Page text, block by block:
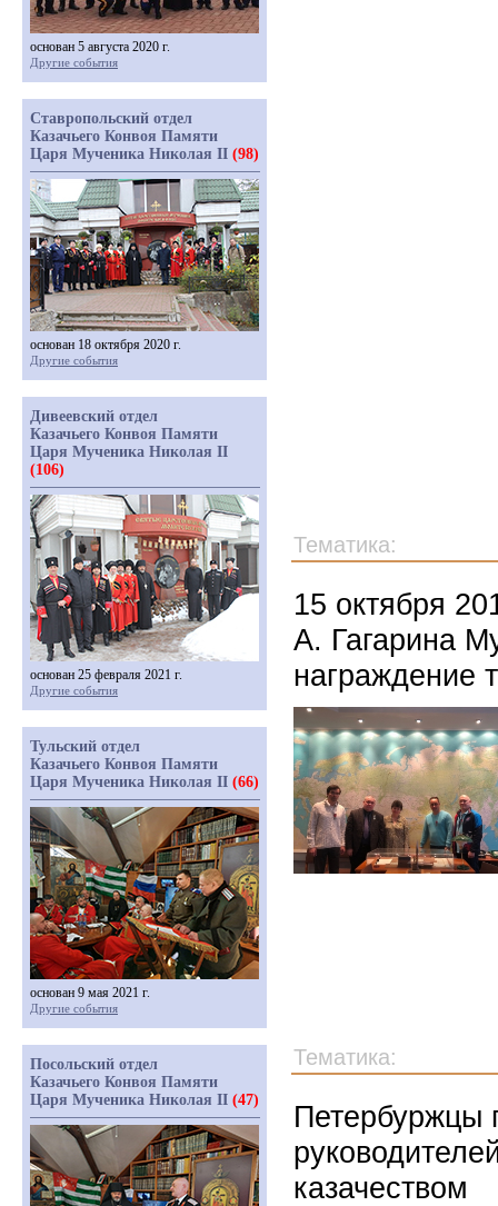
Тематика:
15 октября
А. Гагарина
награждение
Тематика:
Петербуржцы
казачеством
основан 5 августа 2020 г.
Другие события
Ставропольский отдел
Казачьего Конвоя Памяти
Царя Мученика Николая II (98)
основан 18 октября 2020 г.
Другие события
Дивеевский отдел
Казачьего Конвоя Памяти
Царя Мученика Николая II
(106)
основан 25 февраля 2021 г.
Другие события
Тульский отдел
Казачьего Конвоя Памяти
Царя Мученика Николая II (66)
основан 9 мая 2021 г.
Другие события
Посольский отдел
Казачьего Конвоя Памяти
Царя Мученика Николая II (47)